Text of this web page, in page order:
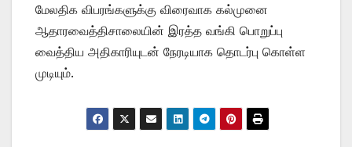
மேலதிக விபரங்களுக்கு விரைவாக கல்முனை
ஆதாரவைத்திசாலையின் இரத்த வங்கி பொறுப்பு
வைத்திய அதிகாரியுடன் நேரடியாக தொடர்பு கொள்ள
முடியும்.